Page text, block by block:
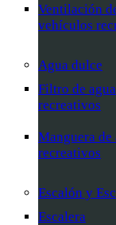
Ventilación
vehículos
Agua dulce
Filtro de
recreativos
Manguera de
recreativos
Escalón y
Escalera